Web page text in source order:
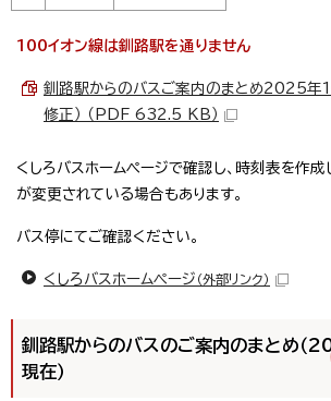
100イオン線は釧路駅を通りません
釧路駅からのバスご案内のまとめ2025年
修正） （PDF 632.5 KB）
くしろバスホームページで確認し、時刻表を作成
が変更されている場合もあります。
バス停にてご確認ください。
くしろバスホームページ （外部リンク）
釧路駅からのバスのご案内のまとめ
現在）